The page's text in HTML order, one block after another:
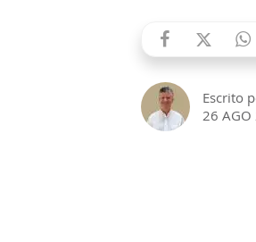
Escrito
26 AGO